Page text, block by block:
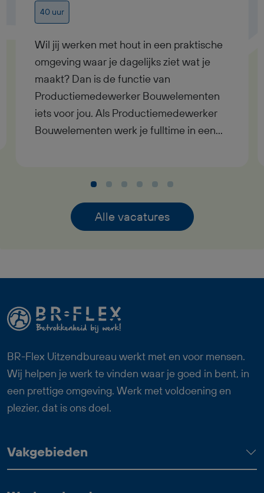
40 uur
Wil jij werken met hout in een praktische
omgeving waar je dagelijks ziet wat je
maakt? Dan is de functie van
Productiemedewerker Bouwelementen
iets voor jou. Als Productiemedewerker
Bouwelementen werk je fulltime in een
onderdelen samenstelt tot complete
ontvangt een bruto maandsalaris tussen
€2.800,- en €3.350,-, werkt in dagdienst
een vaste baan. Deze functie als
Productiemedewerker Bouwelementen
past goed bij iemand die graag met zijn
handen werkt, nauwkeurig is en trots wil
zijn op het eindresultaat.
Alle vacatures
BR-Flex Uitzendbureau werkt met en voor mensen.
Wij helpen je werk te vinden waar je goed in bent, in
een prettige omgeving. Werk met voldoening en
plezier, dat is ons doel.
Vakgebieden